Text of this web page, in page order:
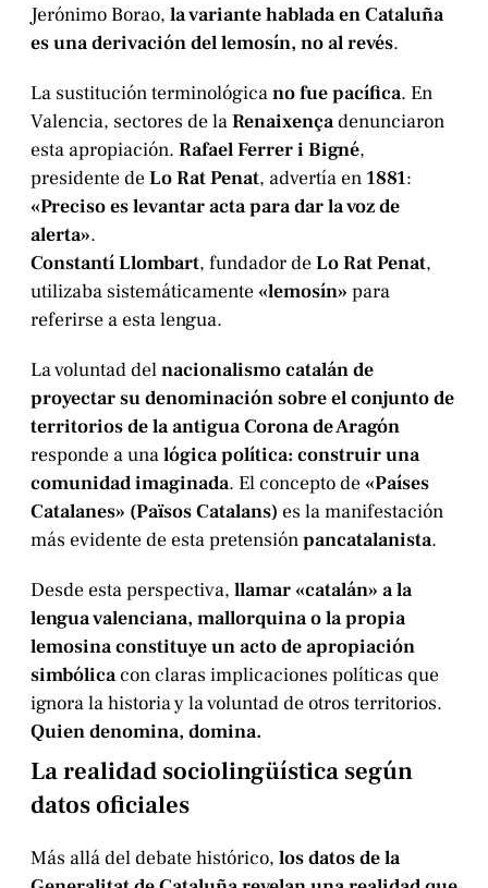
Jerónimo Borao, la variante hablada en Cataluña
es una derivación del lemosín, no al revés.
La sustitución terminológicano fue pacífica. En
Valencia, sectores de laRenaixençadenunciaron
esta apropiación. Rafael Ferrer i Bigné,
presidente deLo Rat Penat, advertía en 1881:
«Preciso es levantar acta para dar la voz de
alerta».
Constantí Llombart, fundador deLo Rat Penat,
utilizaba sistemáticamente«lemosín» para
referirse a esta lengua.
La voluntad delnacionalismo catalán de
proyectar su denominación sobre el conjunto de
territorios de la antigua Corona de Aragón
responde a unalógica política: construir una
comunidad imaginada. El concepto de«Países
Catalanes» (Països Catalans) es la manifestación
más evidente de esta pretensiónpancatalanista.
Desde esta perspectiva, llamar «catalán» a la
lengua valenciana, mallorquina o la propia
lemosina constituye un acto de apropiación
simbólica con claras implicaciones políticas que
ignora la historia y la voluntad de otros territorios.
Quien denomina, domina.
La realidad sociolingüística según
datos oficiales
Más allá del debate histórico, los datos de la